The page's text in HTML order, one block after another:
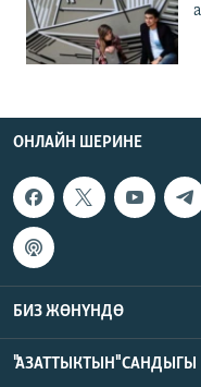
ОНЛАЙН ШЕРИНЕ
БИЗ ЖӨНҮНДӨ
"АЗАТТЫКТЫН" САНДЫГЫ